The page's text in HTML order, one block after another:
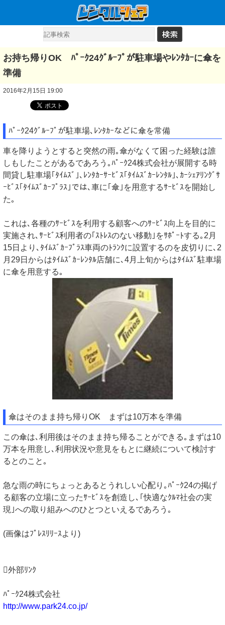
お持ち帰りOK ﾊﾟｰｸ24ｸﾞﾙｰﾌﾟが駐車場やﾚﾝﾀｶｰに傘を
準備
2016年2月15日 19:00
ﾊﾟｰｸ24ｸﾞﾙｰﾌﾟが駐車場､ﾚﾝﾀｶｰなどに傘を常備
車を降りようとすると突然の雨｡傘がなくて困った経験は誰
しもしたことがあるであろう｡ﾊﾟｰｸ24株式会社が展開する時
間貸し駐車場｢ﾀｲﾑｽﾞ｣､ﾚﾝﾀｶｰｻｰﾋﾞｽ｢ﾀｲﾑｽﾞｶｰﾚﾝﾀﾙ｣､ｶｰｼｪｱﾘﾝｸﾞｻ
ｰﾋﾞｽ｢ﾀｲﾑｽﾞｶｰﾌﾟﾗｽ｣では､車に｢傘｣を用意するｻｰﾋﾞｽを開始し
た｡
これは､各種のｻｰﾋﾞｽを利用する顧客へのｻｰﾋﾞｽ向上を目的に
実施され､ｻｰﾋﾞｽ利用者の｢ｽﾄﾚｽのない移動｣をｻﾎﾟｰﾄする｡2月
15日より､ﾀｲﾑｽﾞｶｰﾌﾟﾗｽ車両のﾄﾗﾝｸに設置するのを皮切りに､2
月29日からはﾀｲﾑｽﾞｶｰﾚﾝﾀﾙ店舗に､4月上旬からはﾀｲﾑｽﾞ駐車場
に傘を用意する｡
傘はそのまま持ち帰りOK まずは10万本を準備
この傘は､利用後はそのまま持ち帰ることができる｡まずは10
万本を用意し､利用状況や意見をもとに継続について検討す
るとのこと｡
急な雨の時にちょっとあるとうれしい心配り｡ﾊﾟｰｸ24の掲げ
る顧客の立場に立ったｻｰﾋﾞｽを創造し､｢快適なｸﾙﾏ社会の実
現｣への取り組みへのひとつといえるであろう｡
(画像はﾌﾟﾚｽﾘﾘｰｽより)
外部ﾘﾝｸ
ﾊﾟｰｸ24株式会社
http://www.park24.co.jp/